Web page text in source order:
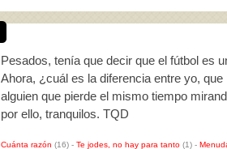
Pesados, tenía que decir que el fútbol es
Ahora, ¿cuál es la diferencia entre yo,
alguien que pierde el mismo tiempo
por ello, tranquilos. TQD
Cuánta razón (16) - Te jodes, no hay para tanto (1) -